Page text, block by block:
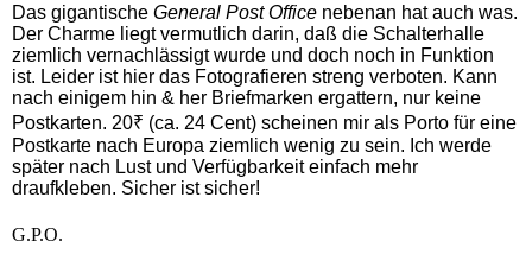
Das gigantische General Post Office nebenan hat auch was.
Der Charme liegt vermutlich darin, daß die Schalterhalle
ziemlich vernachlässigt wurde und doch noch in Funktion
ist. Leider ist hier das Fotografieren streng verboten. Kann
nach einigem hin & her Briefmarken ergattern, nur keine
Postkarten. 20₹ (ca. 24 Cent) scheinen mir als Porto für eine
Postkarte nach Europa ziemlich wenig zu sein. Ich werde
später nach Lust und Verfügbarkeit einfach mehr
draufkleben. Sicher ist sicher!
G.P.O.